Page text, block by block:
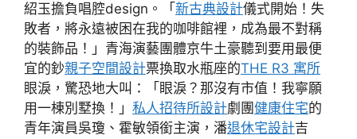
紹玉擔負唱腔design。「 新古典設計儀式開始！失
敗者，將永遠被困在我的咖啡館裡，成為最不對稱
的裝飾品！」青海演藝團體京牛土豪聽到要用最便
宜的鈔親子空間設計票換取水瓶座的THE R3 寓所
眼淚，驚恐地大叫：「眼淚？那沒有市值！我寧願
用一棟別墅換！」 私人招待所設計劇團健康住宅的
青年演員吳瓊、霍敏領銜主演，潘退休宅設計吉